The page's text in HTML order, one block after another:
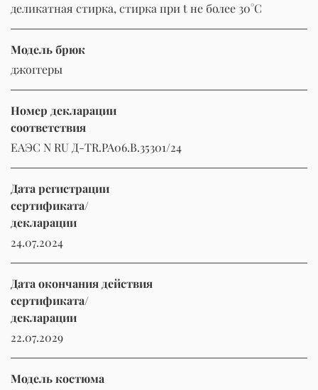
деликатная стирка, стирка при t не более 30°C
Модель брюк
джоггеры
Номер декларации
соответствия
ЕАЭС N RU Д-TR.РА06.В.35301/24
Дата регистрации
сертификата/
декларации
24.07.2024
Дата окончания действия
сертификата/
декларации
22.07.2029
Модель костюма